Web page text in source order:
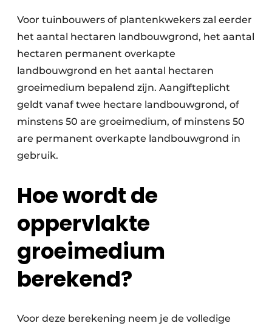
Voor tuinbouwers of plantenkwekers zal eerder
het aantal hectaren landbouwgrond, het aantal
hectaren permanent overkapte
landbouwgrond en het aantal hectaren
groeimedium bepalend zijn. Aangifteplicht
geldt vanaf twee hectare landbouwgrond, of
minstens 50 are groeimedium, of minstens 50
are permanent overkapte landbouwgrond in
gebruik.
Hoe wordt de
oppervlakte
groeimedium
berekend?
Voor deze berekening neem je de volledige